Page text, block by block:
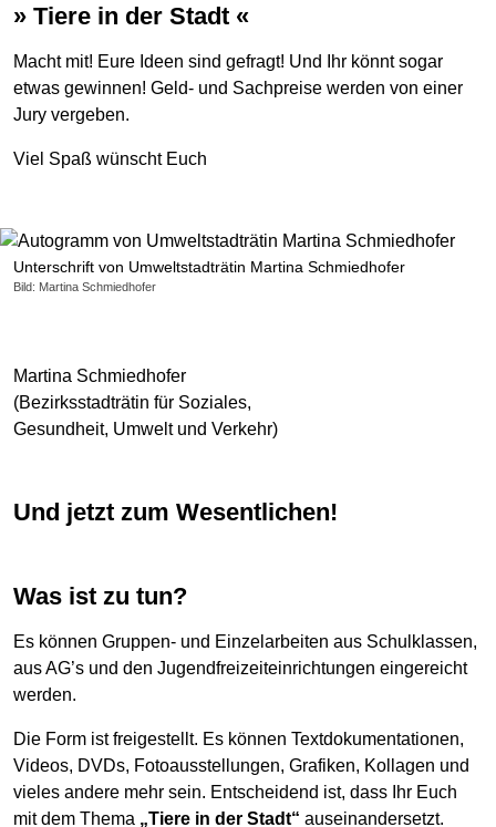
» Tiere in der Stadt «
Macht mit! Eure Ideen sind gefragt! Und Ihr könnt sogar
etwas gewinnen! Geld- und Sachpreise werden von einer
Jury vergeben.
Viel Spaß wünscht Euch
Unterschrift von Umweltstadträtin Martina Schmiedhofer
Bild: Martina Schmiedhofer
Martina Schmiedhofer
(Bezirksstadträtin für Soziales,
Gesundheit, Umwelt und Verkehr)
Und jetzt zum Wesentlichen!
Was ist zu tun?
Es können Gruppen- und Einzelarbeiten aus Schulklassen,
aus AG’s und den Jugendfreizeiteinrichtungen eingereicht
werden.
Die Form ist freigestellt. Es können Textdokumentationen,
Videos, DVDs, Fotoausstellungen, Grafiken, Kollagen und
vieles andere mehr sein. Entscheidend ist, dass Ihr Euch
mit dem Thema „Tiere in der Stadt“ auseinandersetzt.